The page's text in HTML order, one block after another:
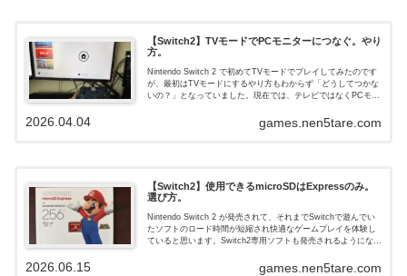
【Switch2】TVモードでPCモニターにつなぐ。やり
方。
Nintendo Switch 2 で初めてTVモードでプレイしてみたのです
が、最初はTVモードにするやり方もわからず「どうしてつかな
いの？」となっていました。現在では、テレビではなくPCモニ
games.nen5tare.com
2026.04.04
【Switch2】使用できるmicroSDはExpressのみ。
選び方。
Nintendo Switch 2 が発売されて、それまでSwitchで遊んでい
たソフトのロード時間が短縮され快適なゲームプレイを体験し
ていると思います。Switch2専用ソフトも発売されるようにな
games.nen5tare.com
2026.06.15